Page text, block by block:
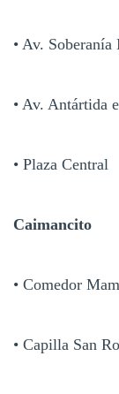
• Av.
• Av. Antártida
• Plaza Central
Caimancito
• Comedor
• Capilla San